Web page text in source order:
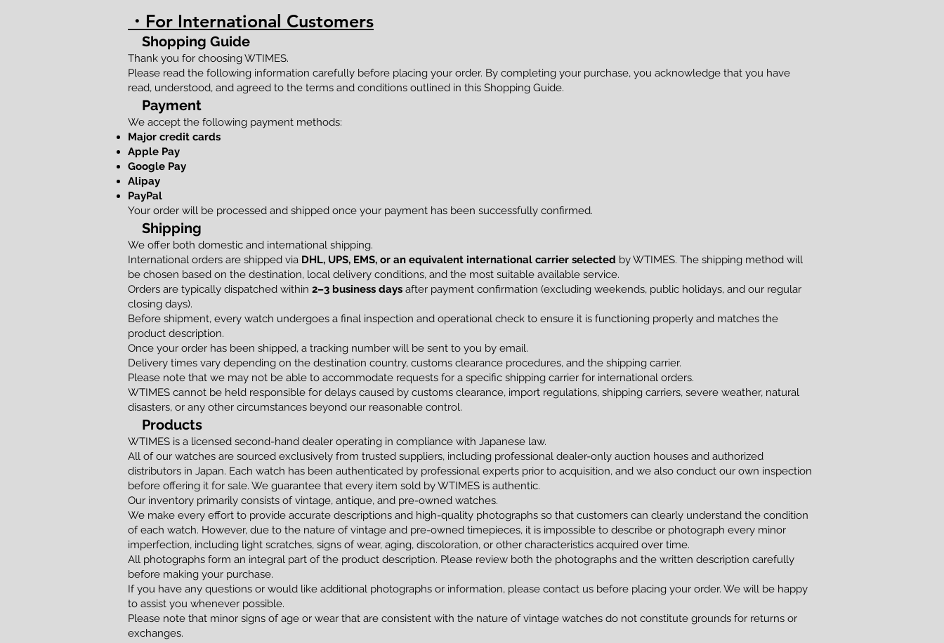
・For International Customers
Shopping Guide
Thank you for choosing WTIMES.
Please read the following information carefully before placing your order. By completing your purchase, you acknowledge that you have
read, understood, and agreed to the terms and conditions outlined in this Shopping Guide.
Payment
We accept the following payment methods:
Major credit cards
Apple Pay
Google Pay
Alipay
PayPal
Your order will be processed and shipped once your payment has been successfully confirmed.
Shipping
We offer both domestic and international shipping.
International orders are shipped via DHL, UPS, EMS, or an equivalent international carrier selected by WTIMES. The shipping method will
be chosen based on the destination, local delivery conditions, and the most suitable available service.
Orders are typically dispatched within 2–3 business days after payment confirmation (excluding weekends, public holidays, and our regular
closing days).
Before shipment, every watch undergoes a final inspection and operational check to ensure it is functioning properly and matches the
product description.
Once your order has been shipped, a tracking number will be sent to you by email.
Delivery times vary depending on the destination country, customs clearance procedures, and the shipping carrier.
Please note that we may not be able to accommodate requests for a specific shipping carrier for international orders.
WTIMES cannot be held responsible for delays caused by customs clearance, import regulations, shipping carriers, severe weather, natural
disasters, or any other circumstances beyond our reasonable control.
Products
WTIMES is a licensed second-hand dealer operating in compliance with Japanese law.
All of our watches are sourced exclusively from trusted suppliers, including professional dealer-only auction houses and authorized
distributors in Japan. Each watch has been authenticated by professional experts prior to acquisition, and we also conduct our own inspection
before offering it for sale. We guarantee that every item sold by WTIMES is authentic.
Our inventory primarily consists of vintage, antique, and pre-owned watches.
We make every effort to provide accurate descriptions and high-quality photographs so that customers can clearly understand the condition
of each watch. However, due to the nature of vintage and pre-owned timepieces, it is impossible to describe or photograph every minor
imperfection, including light scratches, signs of wear, aging, discoloration, or other characteristics acquired over time.
All photographs form an integral part of the product description. Please review both the photographs and the written description carefully
before making your purchase.
If you have any questions or would like additional photographs or information, please contact us before placing your order. We will be happy
to assist you whenever possible.
Please note that minor signs of age or wear that are consistent with the nature of vintage watches do not constitute grounds for returns or
exchanges.